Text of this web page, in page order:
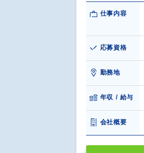
仕事内容
応募資格
勤務地
年収 / 給与
会社概要